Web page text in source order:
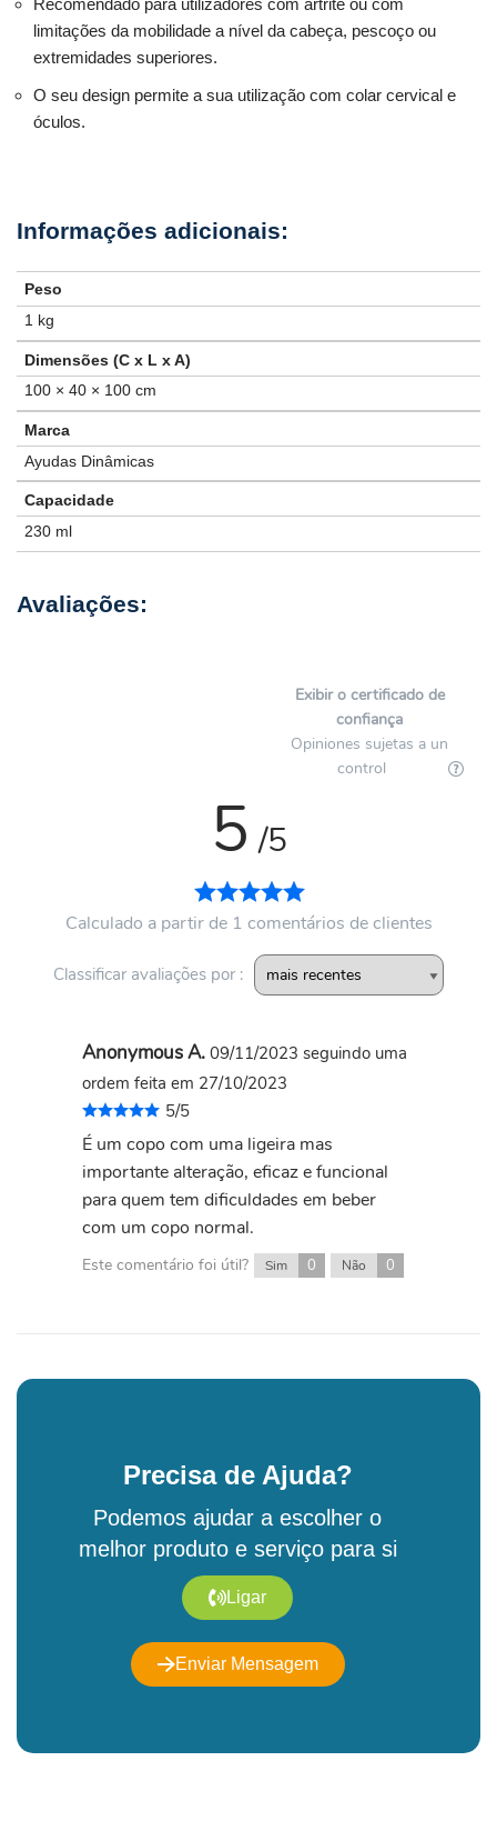
limitações da mobilidade a nível da cabeça, pescoço ou
extremidades superiores.
O seu design permite a sua utilização com colar cervical e
óculos.
Peso
1 kg
Dimensões (C x L x A)
100 × 40 × 100 cm
Marca
Ayudas Dinâmicas
Capacidade
230 ml
Exibir o certificado de
confiança
Opiniones sujetas a un
control
5 /5
Calculado a partir de 1 comentários de clientes
Classificar avaliações por :
Anonymous A.09/11/2023 seguindo uma
ordem feita em 27/10/2023
5/5
É um copo com uma ligeira mas
importante alteração, eficaz e funcional
para quem tem dificuldades em beber
com um copo normal.
Este comentário foi útil? Sim 0 Não 0
Precisa de Ajuda?
Podemos ajudar a escolher o
melhor produto e serviço para si
Ligar
Enviar Mensagem